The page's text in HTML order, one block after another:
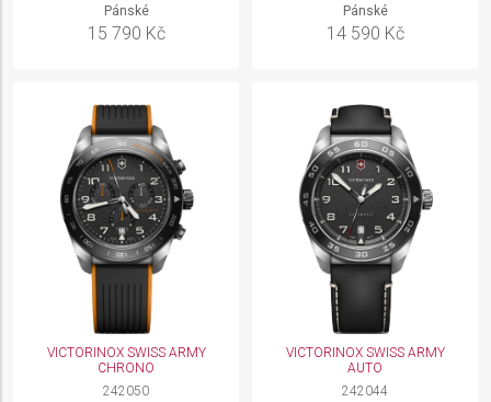
Pánské
15 790 Kč
Pánské
14 590 Kč
VICTORINOX SWISS ARMY
CHRONO
242050
VICTORINOX SWISS ARMY
AUTO
242044